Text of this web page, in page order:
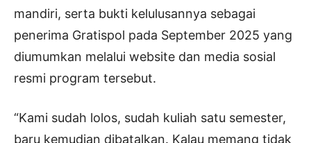
mandiri, serta bukti kelulusannya sebagai
penerima Gratispol pada September 2025 yang
diumumkan melalui website dan media sosial
resmi program tersebut.
“Kami sudah lolos, sudah kuliah satu semester,
baru kemudian dibatalkan. Kalau memang tidak